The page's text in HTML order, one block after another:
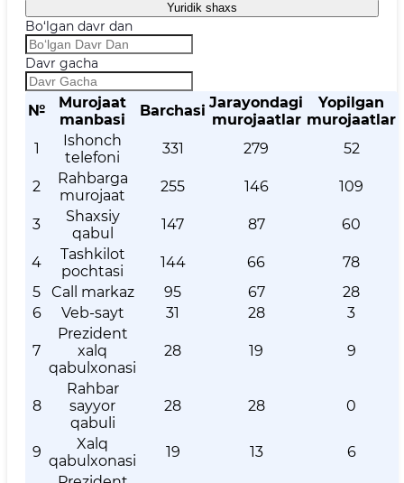
Yuridik shaxs
Bo‘lgan davr dan
Davr gacha
№
Murojaat
manbasi
Barchasi Jarayondagi
murojaatlar
Yopilgan
murojaatlar
1
Ishonch
telefoni
331 279 52
2
Rahbarga
murojaat
255 146 109
3
Shaxsiy
qabul
147 87 60
4
Tashkilot
pochtasi
144 66
78
5
Call markaz 95 67
28
6
Veb-sayt 31 28 3
7
Prezident
xalq
qabulxonasi
28 19 9
8
Rahbar
sayyor
qabuli
28 28 0
9
Xalq
qabulxonasi
19 13 6